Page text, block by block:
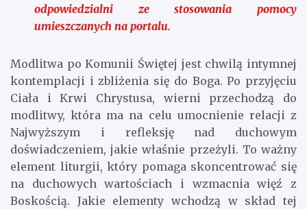
odpowiedzialni ze stosowania pomocy
umieszczanych na portalu.
Modlitwa po Komunii Świętej jest chwilą intymnej
kontemplacji i zbliżenia się do Boga. Po przyjęciu
Ciała i Krwi Chrystusa, wierni przechodzą do
modlitwy, która ma na celu umocnienie relacji z
Najwyższym i refleksję nad duchowym
doświadczeniem, jakie właśnie przeżyli. To ważny
element liturgii, który pomaga skoncentrować się
na duchowych wartościach i wzmacnia więź z
Boskością. Jakie elementy wchodzą w skład tej